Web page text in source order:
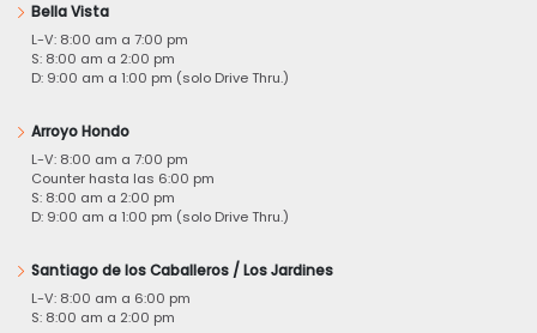
Bella Vista
L-V: 8:00 am a 7:00 pm
S: 8:00 am a 2:00 pm
D: 9:00 am a 1:00 pm (solo Drive Thru.)
Arroyo Hondo
L-V: 8:00 am a 7:00 pm
Counter hasta las 6:00 pm
S: 8:00 am a 2:00 pm
D: 9:00 am a 1:00 pm (solo Drive Thru.)
Santiago de los Caballeros / Los Jardines
L-V: 8:00 am a 6:00 pm
S: 8:00 am a 2:00 pm